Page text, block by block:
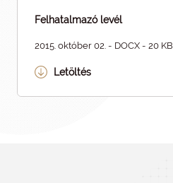
Felhatalmazó levél
2015. október 02. - DOCX - 20 KB
Letöltés